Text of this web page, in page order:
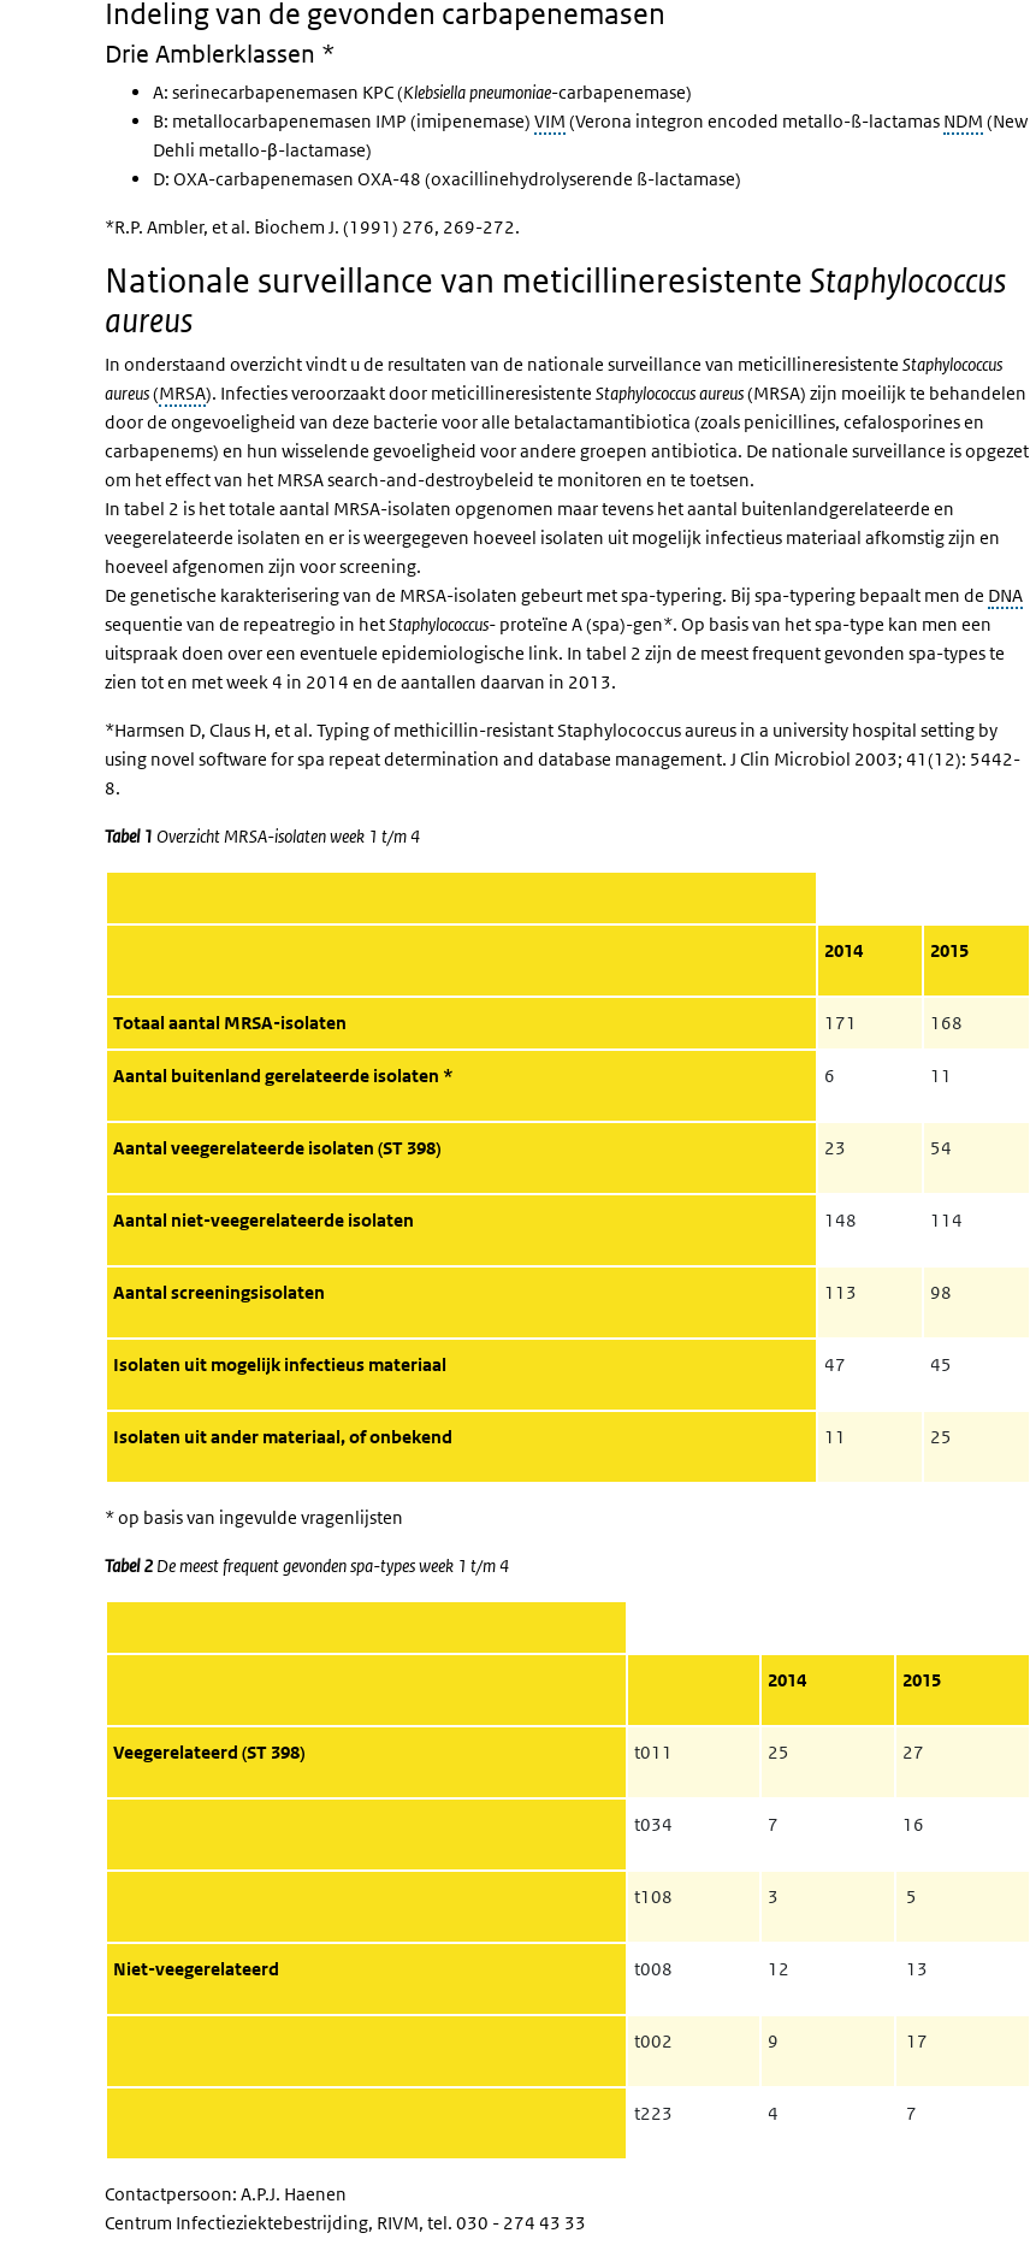
Indeling van de gevonden carbapenemasen
Drie Amblerklassen *
A: serinecarbapenemasen KPC (Klebsiella pneumoniae-carbapenemase)
B: metallocarbapenemasen IMP (imipenemase) VIM (Verona integron encoded metallo-ß-lactamas NDM (New
Dehli metallo-β-lactamase)
D: OXA-carbapenemasen OXA-48 (oxacillinehydrolyserende ß-lactamase)
*R.P. Ambler, et al. Biochem J. (1991) 276, 269-272.
Nationale surveillance van meticillineresistente Staphylococcus
aureus
In onderstaand overzicht vindt u de resultaten van de nationale surveillance van meticillineresistente Staphylococcus
aureus(MRSA). Infecties veroorzaakt door meticillineresistente Staphylococcus aureus(MRSA) zijn moeilijk te behandelen
door de ongevoeligheid van deze bacterie voor alle betalactamantibiotica (zoals penicillines, cefalosporines en
carbapenems) en hun wisselende gevoeligheid voor andere groepen antibiotica. De nationale surveillance is opgezet
om het effect van het MRSAsearch-and-destroybeleid te monitoren en te toetsen.
In tabel 2 is het totale aantal MRSA-isolaten opgenomen maar tevens het aantal buitenlandgerelateerde en
veegerelateerde isolaten en er is weergegeven hoeveel isolaten uit mogelijk infectieus materiaal afkomstig zijn en
hoeveel afgenomen zijn voor screening.
De genetische karakterisering van de MRSA-isolaten gebeurt met spa-typering. Bij spa-typering bepaalt men de DNA
sequentie van de repeatregio in hetStaphylococcus- proteïne A (spa)-gen*. Op basis van het spa-type kan men een
uitspraak doen over een eventuele epidemiologische link. In tabel 2 zijn de meest frequent gevonden spa-types te
zien tot en met week 4 in 2014 en de aantallen daarvan in 2013.
*Harmsen D, Claus H, et al. Typing of methicillin-resistantStaphylococcus aureus in a university hospital setting by
using novel software forspa repeat determination and database management. J Clin Microbiol 2003; 41(12): 5442-
8.
Tabel 1 Overzicht MRSA-isolaten week 1 t/m 4
2014 2015
Totaal aantal MRSA-isolaten 171 168
Aantal buitenland gerelateerde isolaten * 6 11
Aantal veegerelateerde isolaten (ST 398) 23 54
Aantal niet-veegerelateerde isolaten 148 114
Aantal screeningsisolaten 113 98
Isolaten uit mogelijk infectieus materiaal 47 45
Isolaten uit ander materiaal, of onbekend 11 25
* op basis van ingevulde vragenlijsten
Tabel 2 De meest frequent gevonden spa-types week 1 t/m 4
2014 2015
Veegerelateerd (ST 398) t011 25 27
t034 7 16
t108 3 5
Niet-veegerelateerd t008 12 13
t002 9 17
t223 4 7
Contactpersoon: A.P.J. Haenen
Centrum Infectieziektebestrijding, RIVM, tel. 030 - 274 43 33